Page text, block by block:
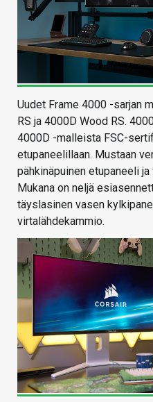
Uudet Frame 4000 -sarjan
RS ja 4000D Wood RS.
4000D -malleista FSC-
etupaneelillaan. Mustaan
pähkinäpuinen etupaneeli
Mukana on neljä
täyslasinen vasen
virtalähdekammio.